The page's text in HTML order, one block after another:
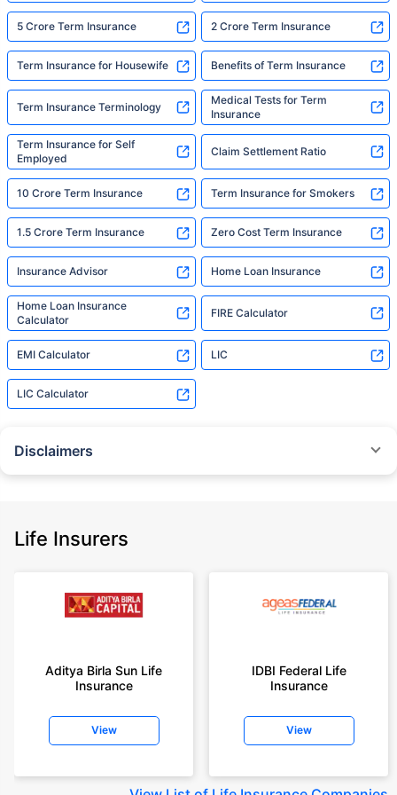
5 Crore Term Insurance 2 Crore Term Insurance
Term Insurance for Housewife Benefits of Term Insurance
Term Insurance Terminology
Medical Tests for Term
Insurance
Term Insurance for Self
Employed
Claim Settlement Ratio
10 Crore Term Insurance Term Insurance for Smokers
1.5 Crore Term Insurance Zero Cost Term Insurance
Insurance Advisor Home Loan Insurance
Home Loan Insurance
Calculator
FIRE Calculator
EMI Calculator LIC
LIC Calculator
Disclaimers
Policybazaar does not endorse, rate or recommend any particular insurer
+On the basis of your profile
years of age, rounded off to nearest 10
insurance for an 18 year-old male, non-smoker, with no pre-existing
diseases, cover upto 30 years of age rounded off to nearest 10
old male, non-smoker, with no pre-existing diseases, cover upto 30 years
Life Insurers
Aditya Birla Sun Life
Insurance
View
IDBI Federal Life
Insurance
View